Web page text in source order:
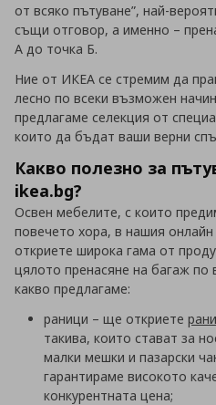
от всяко пътуване”, най-
същи отговор, а именно –
А до точка Б.
Ние от ИКЕА се стремим да
лесно по всеки възможен
предлагаме селекция от
които да бъдат ваши верни
Какво полезно за
ikea.bg?
Освен мебелите, с които
повечето хора, в нашия
откриете широка гама от
цялото пренасяне на багаж по
какво предлагаме:
раници – ще откриете
такива, които стават за
малки мешки и пазарски
гарантираме високото
конкурентната цена;